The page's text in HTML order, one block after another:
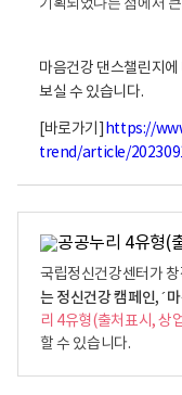
마음건강 댄스챌린지에
보실 수 있습니다.
[바로가기]
https://
trend/article/
국립정신건강센터가 창
는 정신건강 캠페인, ´
리 4유형(출처표시, 상
할 수 있습니다.